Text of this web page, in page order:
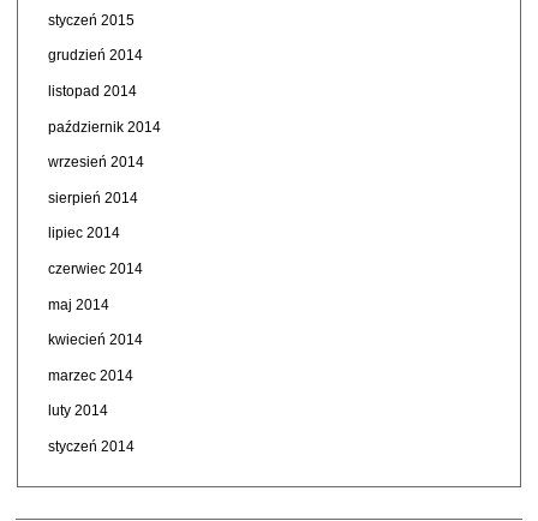
styczeń 2015
grudzień 2014
listopad 2014
październik 2014
wrzesień 2014
sierpień 2014
lipiec 2014
czerwiec 2014
maj 2014
kwiecień 2014
marzec 2014
luty 2014
styczeń 2014